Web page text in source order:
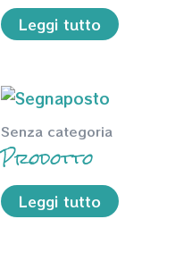
Leggi tutto
Senza categoria
Prodotto
Leggi tutto